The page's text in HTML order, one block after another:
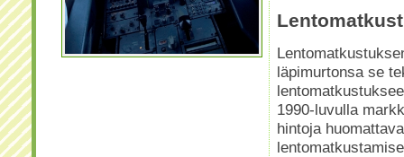
läpimurtonsa se
1990-luvulla
hintoja